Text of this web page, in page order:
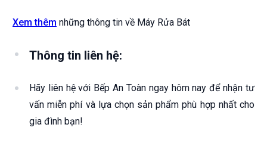
Xem thêm những thông tin về Máy Rửa Bát
Thông tin liên hệ:
Hãy liên hệ với Bếp An Toàn ngay hôm nay để nhận tư
vấn miễn phí và lựa chọn sản phẩm phù hợp nhất cho
gia đình bạn!